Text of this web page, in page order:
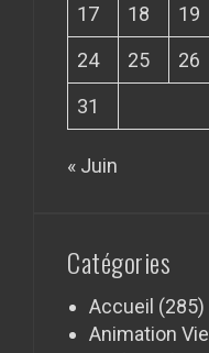
17
18 19
24
25 26
31
« Juin
Catégories
Accueil (285)
Animation